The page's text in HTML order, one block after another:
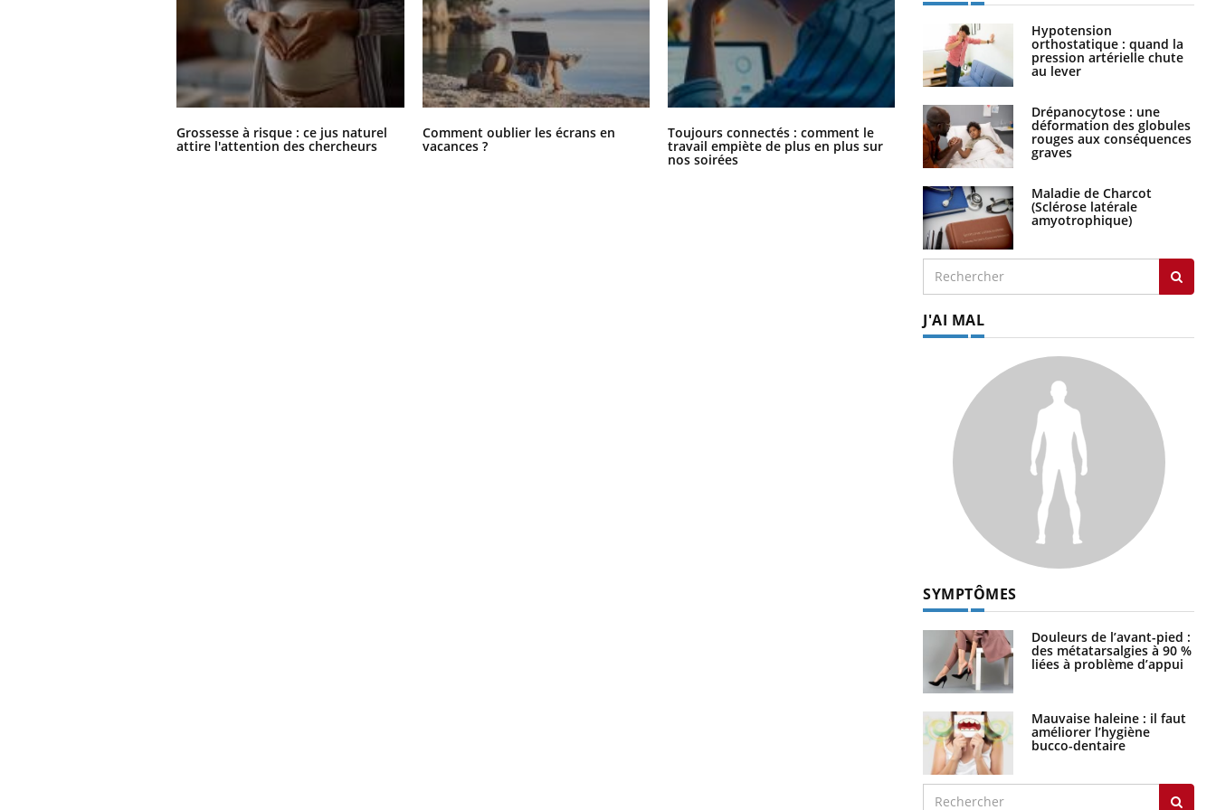
Grossesse à risque : ce jus naturel
attire l'attention des chercheurs
Comment oublier les écrans en
vacances ?
Toujours connectés : comment le
travail empiète de plus en plus sur
nos soirées
Cancer colorectal : une stratégie
simple aurait changé la donne au
Pays basque
Hypotension
orthostatique : quand la
pression artérielle chute
au lever
Drépanocytose : une
déformation des globules
rouges aux conséquences
graves
Maladie de Charcot
(Sclérose latérale
amyotrophique)
J'AI MAL
SYMPTÔMES
Douleurs de l’avant-pied :
des métatarsalgies à 90 %
liées à problème d’appui
Mauvaise haleine : il faut
améliorer l’hygiène
bucco-dentaire